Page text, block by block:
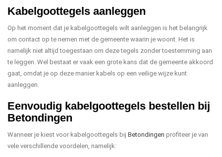
Kabelgoottegels aanleggen
Op het moment dat je kabelgoottegels wilt aanleggen is het belangrijk
om contact op te nemen met de gemeente waarin je woont. Het is
namelijk niet altijd toegestaan om deze tegels zonder toestemming aan
te leggen. Wel bestaat er vaak een grote kans dat de gemeente akkoord
gaat, omdat je op deze manier kabels op een veilige wijze kunt
aanleggen.
Eenvoudig kabelgoottegels bestellen bij
Betondingen
Wanneer je kiest voor kabelgoottegels bij Betondingen profiteer je van
vele verschillende voordelen, namelijk: